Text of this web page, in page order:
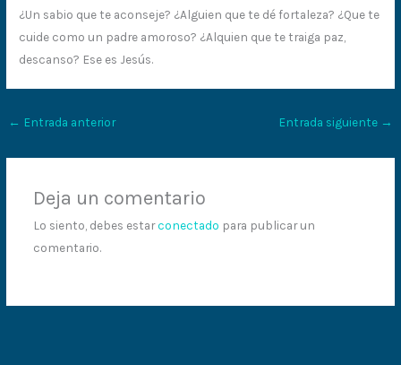
¿Un sabio que te aconseje? ¿Alguien que te dé fortaleza? ¿Que te
cuide como un padre amoroso? ¿Alquien que te traiga paz,
descanso? Ese es Jesús.
← Entrada anterior Entrada siguiente →
Deja un comentario
Lo siento, debes estarconectado para publicar un
comentario.